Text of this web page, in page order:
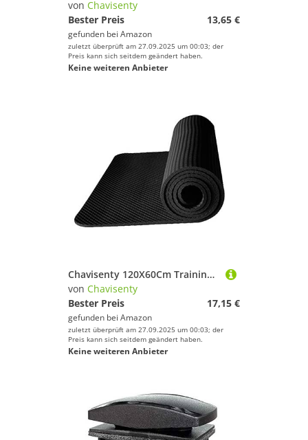
von Chavisenty
Bester Preis
13,65 €
gefunden bei Amazon
zuletzt überprüft am 27.09.2025 um 00:03; der
Preis kann sich seitdem geändert haben.
Keine weiteren Anbieter
Chavisenty 120X60Cm Trainings Matte Fitness GeräTe für Lauf BäNder Fahrrad Schutz Boden Matte Lauf Maschine Stoß DäMpfendes Polster
von Chavisenty
Bester Preis
17,15 €
gefunden bei Amazon
zuletzt überprüft am 27.09.2025 um 00:03; der
Preis kann sich seitdem geändert haben.
Keine weiteren Anbieter